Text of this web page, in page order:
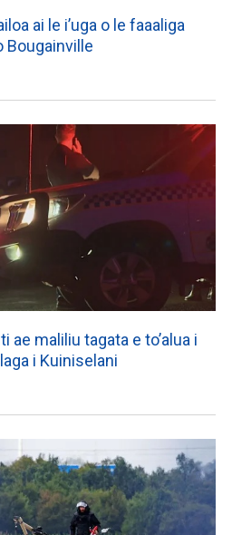
ai le i’uga o le faaaliga
Bougainville
ae maliliu tagata e to’alua i
i Kuiniselani